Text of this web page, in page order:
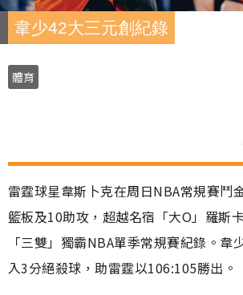
韋少42大三元創紀錄
體育
雷霆球星韋斯卜克在周日NBA常規賽鬥
籃板及10助攻，超越名宿「大O」羅斯
「三雙」獨霸NBA單季常規賽紀錄。韋
入3分絕殺球，助雷霆以106:105勝出。